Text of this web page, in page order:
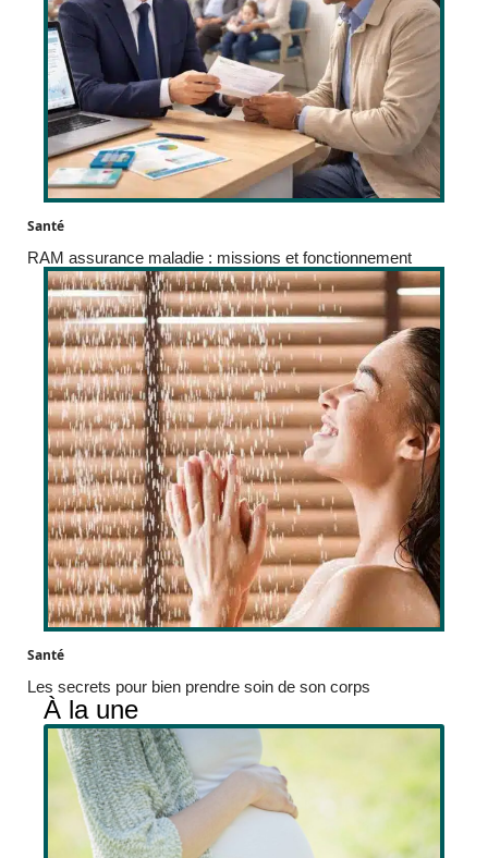
Santé
RAM assurance maladie : missions et fonctionnement
Santé
Les secrets pour bien prendre soin de son corps
À la une